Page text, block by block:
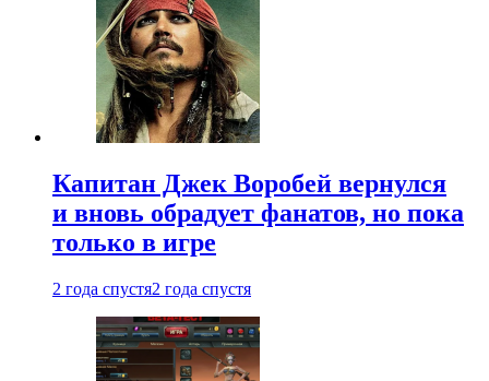
Капитан Джек Воробей вернулся
и вновь обрадует фанатов, но пока
только в игре
2 года спустя2 года спустя